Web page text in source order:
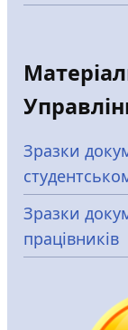
Зразки
Зразки
працівників